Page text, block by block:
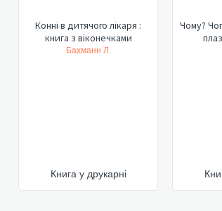
Конні в дитячого лікаря :
книга з віконечками
Бахманн Л.
Книга у друкарні
Чому? Чого?